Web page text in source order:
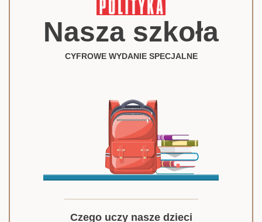
Nasza szkoła
CYFROWE WYDANIE SPECJALNE
Czego uczy nasze dzieci